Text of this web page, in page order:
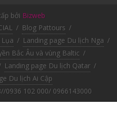
bởi Bizweb
/ Blog Pattours /
/ Landing page Du lịch Nga /
Bắc Âu và vùng Baltic /
Landing page Du lịch Qatar /
Du lịch Ai Cập
0936 102 000/ 0966143000